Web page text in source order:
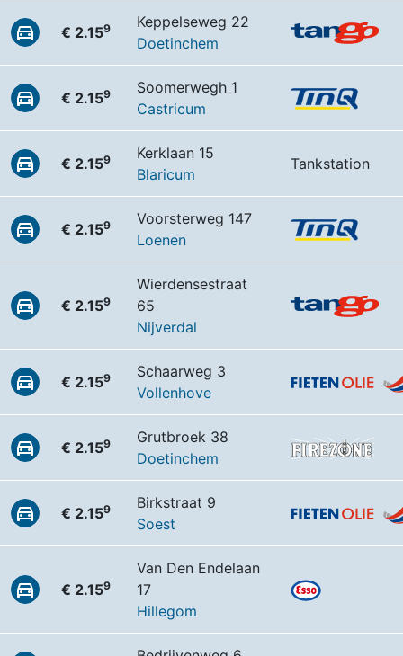
€ 2.159
Keppelseweg 22
Doetinchem
€ 2.159
Soomerwegh 1
Castricum
€ 2.159
Kerklaan 15
Blaricum
Tankstation
€ 2.159
Voorsterweg 147
Loenen
€ 2.159
Wierdensestraat
65
Nijverdal
€ 2.159
Schaarweg 3
Vollenhove
€ 2.159
Grutbroek 38
Doetinchem
€ 2.159
Birkstraat 9
Soest
€ 2.159
Van Den Endelaan
17
Hillegom